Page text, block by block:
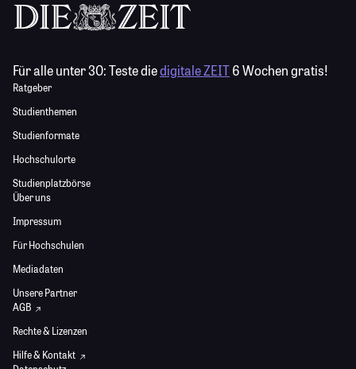
Für alle unter 30:Teste diedigitale ZEIT6 Wochen gratis!
Ratgeber
Studienthemen
Studienformate
Hochschulorte
Studienplatzbörse
Über uns
Impressum
Für Hochschulen
Mediadaten
Unsere Partner
AGB
Rechte & Lizenzen
Hilfe & Kontakt